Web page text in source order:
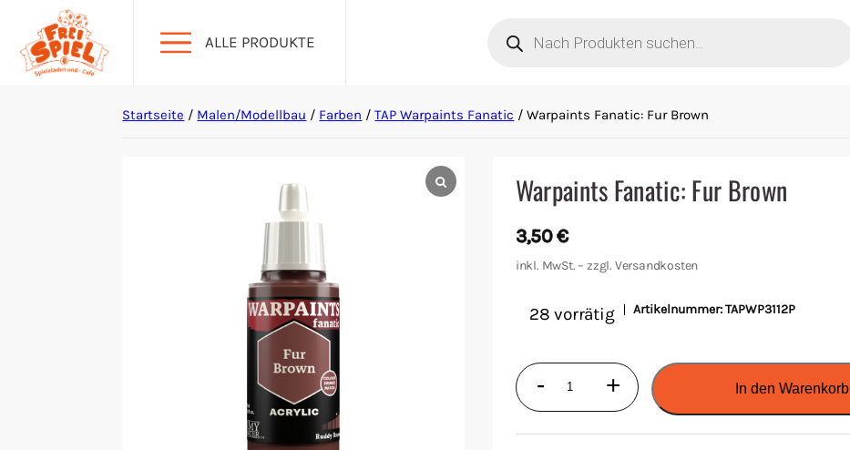
ALLE PRODUKTE
search
Startseite / Malen/Modellbau / Farben /TAP Warpaints Fanatic / Warpaints Fanatic: Fur Brown
Warpaints Fanatic: Fur Brown
3,50€
inkl. MwSt. – zzgl. Versandkosten
28 vorrätig Artikelnummer:TAPWP3112P
-
Warpaints
Fanatic:
Fur
+ In den Warenkorb